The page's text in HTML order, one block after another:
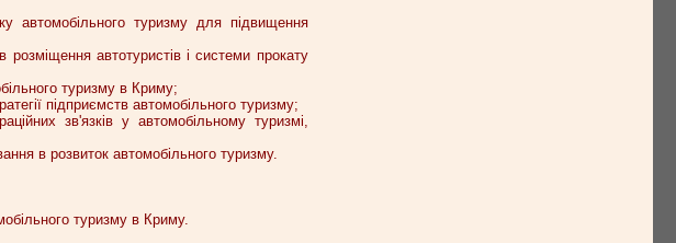
автомобільного туризму для підвищення
автотуристів і системи прокату
туризму в Криму;
підприємств автомобільного туризму;
зв'язків у автомобільному туризмі,
в розвиток автомобільного туризму.
туризму в Криму.